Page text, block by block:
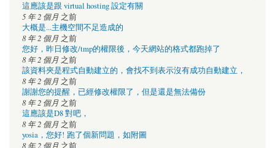
這應該是跟 virtual hosting 設定有關
5 年 2 個月 之前
大概是...主機空間不足造成的
8 年 2 個月 之前
您好，昨日修改/tmp的權限後，今天網站的格式都跑掉了
8 年 2 個月 之前
該資料夾是程式自動建立的，會找不到表示沒有成功自動建立，
8 年 2 個月 之前
謝謝您的提醒，已經修改權限了，但是還是無法備份
8 年 2 個月 之前
這應該是D8 對吧，
8 年 2 個月 之前
yosia，您好! 跑了個新問題，如附圖
8 年 2 個月 之前